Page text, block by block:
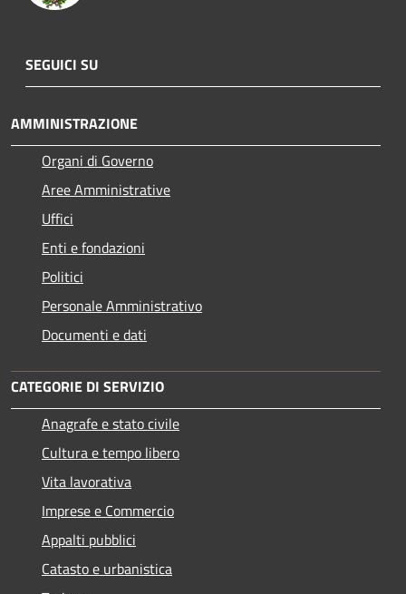
SEGUICI SU
AMMINISTRAZIONE
Organi di Governo
Aree Amministrative
Uffici
Enti e fondazioni
Politici
Personale Amministrativo
Documenti e dati
CATEGORIE DI SERVIZIO
Anagrafe e stato civile
Cultura e tempo libero
Vita lavorativa
Imprese e Commercio
Appalti pubblici
Catasto e urbanistica